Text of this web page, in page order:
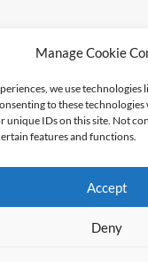
Manage Cookie
we use technologies
to these technologies
unique IDs on this site. Not
features and functions.
Accept
Deny